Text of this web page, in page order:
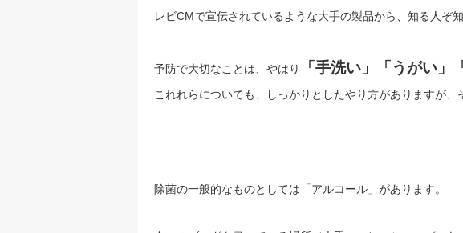
レビCMで宣伝されているような大手の製品から、知る人ぞ
予防で大切なことは、やはり 「手洗い」「うがい」
これれらについても、しっかりとしたやり方がありますが、
除菌の一般的なものとしては「アルコール」があります。